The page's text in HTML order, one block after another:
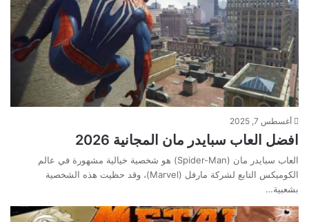
أغسطس 7, 2025
افضل العاب سبايدر مان المجانية 2026
العاب سبايدر مان (Spider-Man) هو شخصية خيالية مشهورة في عالم
الكوميكس التابع لشركة مارفل (Marvel)، وقد حظيت هذه الشخصية
بشعبية…